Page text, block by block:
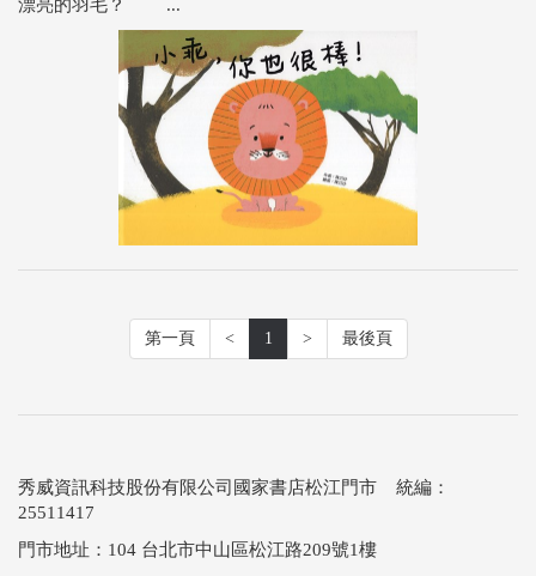
漂亮的羽毛？ ...
第一頁 < 1 > 最後頁
秀威資訊科技股份有限公司國家書店松江門市 統編：
25511417
門市地址：104 台北市中山區松江路209號1樓